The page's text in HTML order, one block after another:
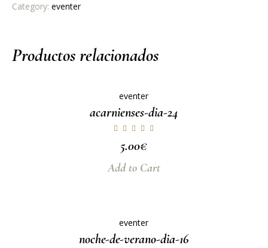
Category: eventer
Productos relacionados
eventer
acarnienses-dia-24
5.00€
Add to Cart
eventer
noche-de-verano-dia-16